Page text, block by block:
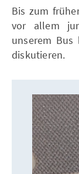
Bis zum
vor allem
unserem
diskutieren.